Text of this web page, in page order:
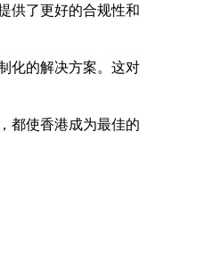
供了更好的合规性和
化的解决方案。这对
都使香港成为最佳的